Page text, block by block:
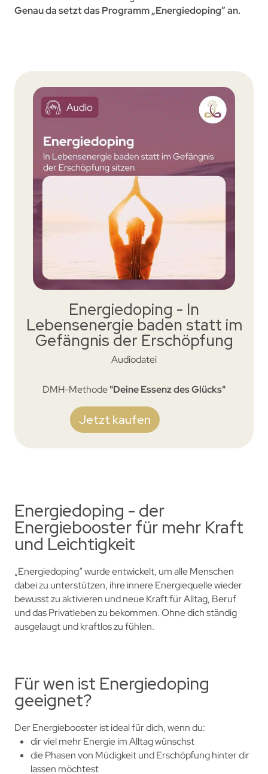
Genau da setzt das Programm „Energiedoping” an.
Energiedoping - In
Lebensenergie baden statt im
Gefängnis der Erschöpfung
Audiodatei
DMH-Methode"Deine Essenz des Glücks"
Jetzt kaufen
Energiedoping - der
Energiebooster für mehr Kraft
und Leichtigkeit
„Energiedoping“ wurde entwickelt, um alle Menschen
dabei zu unterstützen, ihre innere Energiequelle wieder
bewusst zu aktivieren und neue Kraft für Alltag, Beruf
und das Privatleben zu bekommen. Ohne dich ständig
ausgelaugt und kraftlos zu fühlen.
Für wen ist Energiedoping
geeignet?
Der Energiebooster ist ideal für dich, wenn du:
dir viel mehr Energie im Alltag wünschst
die Phasen von Müdigkeit und Erschöpfung hinter dir
lassen möchtest